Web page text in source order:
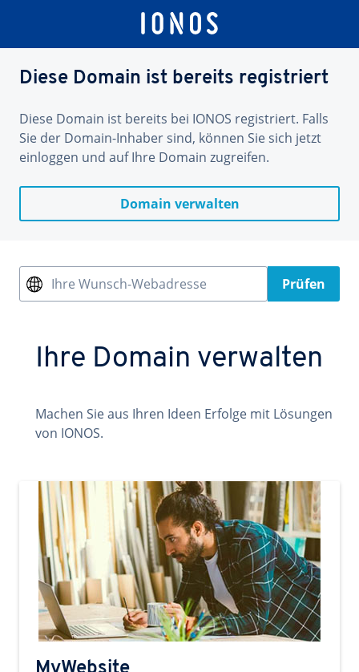
Diese Domain ist bereits registriert
Diese Domain ist bereits bei IONOS registriert. Falls
Sie der Domain-Inhaber sind, können Sie sich jetzt
einloggen und auf Ihre Domain zugreifen.
Domain verwalten
Ihre Wunsch-Webadresse Prüfen
Ihre Domain verwalten
Machen Sie aus Ihren Ideen Erfolge mit Lösungen
von IONOS.